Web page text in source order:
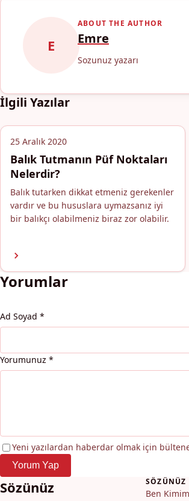
E
ABOUT THE AUTHOR
Emre
Sozunuz yazarı
İlgili Yazılar
25 Aralık 2020
Balık Tutmanın Püf Noktaları
Nelerdir?
Balık tutarken dikkat etmeniz gerekenler
vardır ve bu hususlara uymazsanız iyi
bir balıkçı olabilmeniz biraz zor olabilir.
Yorumlar
Ad Soyad *
Yorumunuz *
Yeni yazılardan haberdar olmak için
Yorum Yap
Sözünüz SÖZÜNÜZ
Ben